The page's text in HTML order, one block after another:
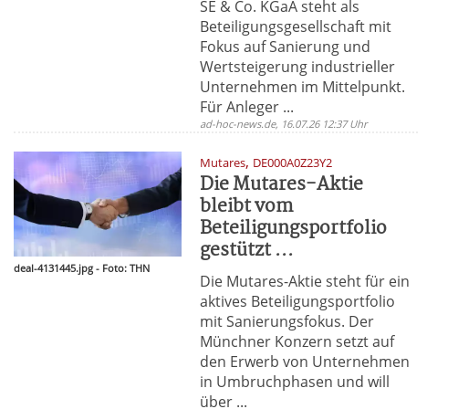
SE & Co. KGaA steht als
Beteiligungsgesellschaft mit
Fokus auf Sanierung und
Wertsteigerung industrieller
Unternehmen im Mittelpunkt.
Für Anleger ...
ad-hoc-news.de, 16.07.26 12:37 Uhr
deal-4131445.jpg - Foto: THN
Mutares, DE000A0Z23Y2
Die Mutares-Aktie
bleibt vom
Beteiligungsportfolio
gestützt ...
Die Mutares-Aktie steht für ein
aktives Beteiligungsportfolio
mit Sanierungsfokus. Der
Münchner Konzern setzt auf
den Erwerb von Unternehmen
in Umbruchphasen und will
über ...